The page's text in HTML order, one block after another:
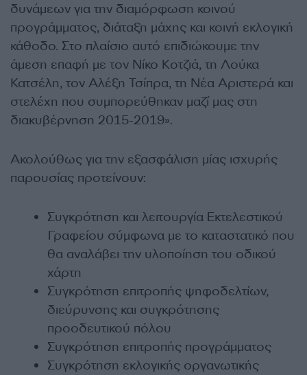
δυνάμεων για την διαμόρφωση κοινού
προγράμματος, διάταξη μάχης και κοινή εκλογική
κάθοδο. Στο πλαίσιο αυτό επιδιώκουμε την
άμεση επαφή με τον Νίκο Κοτζιά, τη Λούκα
Κατσέλη, τον Αλέξη Τσίπρα, τη Νέα Αριστερά και
στελέχη που συμπορεύθηκαν μαζί μας στη
διακυβέρνηση 2015-2019».
Ακολούθως για την εξασφάλιση μίας ισχυρής
παρουσίας προτείνουν:
Συγκρότηση και λειτουργία Εκτελεστικού
Γραφείου σύμφωνα με το καταστατικό που
θα αναλάβει την υλοποίηση του οδικού
χάρτη
Συγκρότηση επιτροπής ψηφοδελτίων,
διεύρυνσης και συγκρότησης
προοδευτικού πόλου
Συγκρότηση επιτροπής προγράμματος
Συγκρότηση εκλογικής οργανωτικής